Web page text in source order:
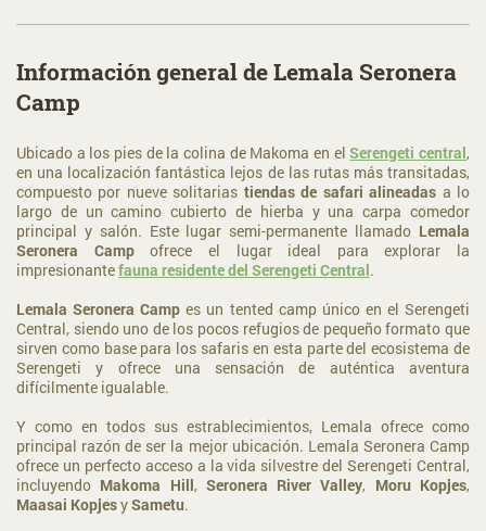
Información general de Lemala Seronera
Camp
Ubicado a los pies de la colina de Makoma en elSerengeti central,
en una localización fantástica lejos de las rutas más transitadas,
compuesto por nueve solitarias tiendas de safari alineadas a lo
largo de un camino cubierto de hierba y una carpa comedor
principal y salón. Este lugar semi-permanente llamado Lemala
Seronera Campofrece el lugar ideal para explorar la
impresionantefauna residente del Serengeti Central.
Lemala Seronera Camp es un tented camp único en el Serengeti
Central, siendo uno de los pocos refugios de pequeño formato que
sirven como base para los safaris en esta parte del ecosistema de
Serengeti y ofrece una sensación de auténtica aventura
difícilmente igualable.
Y como en todos sus estrablecimientos, Lemala ofrece como
principal razón de ser la mejor ubicación. Lemala Seronera Camp
ofrece un perfecto acceso a la vida silvestre del Serengeti Central,
incluyendo Makoma Hill, Seronera River Valley, Moru Kopjes,
Maasai KopjesySametu.